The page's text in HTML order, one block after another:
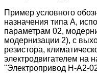
Пример условного
назначения типа А,
параметрам 02,
модернизации 2), с
резистора,
электродвигателем на
"Электропривод Н-А2-